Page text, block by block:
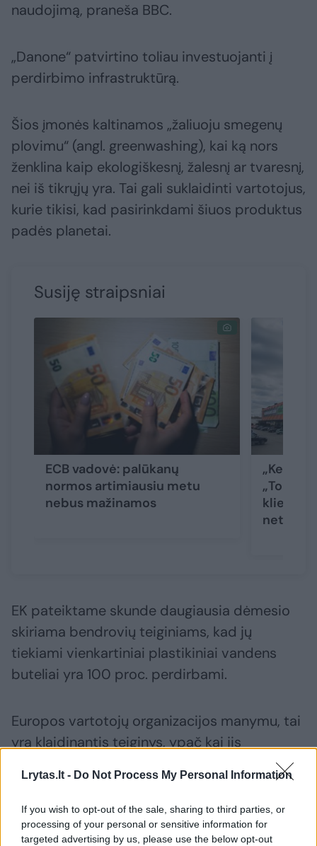
Lrytas.lt - Do Not Process My Personal Information
If you wish to opt-out of the sale, sharing to third parties, or
processing of your personal or sensitive information for
targeted advertising by us, please use the below opt-out
naudojimą, praneša BBC.
„Danone“ patvirtino toliau investuojanti į
perdirbimo infrastruktūrą.
Šios įmonės kaltinamos „žaliuoju smegenų
plovimu“ (angl. greenwashing), kai ką nors
ženklina kaip ekologiškesnį, žalesnį ar tvaresnį,
nei iš tikrųjų yra. Tai gali suklaidinti vartotojus,
kurie tikisi, kad pasirinkdami šiuos produktus
padės planetai.
Susiję straipsniai
ECB vadovė: palūkanų
normos artimiausiu metu
nebus mažinamos
„Kesko
„Topo
klientus
EK pateiktame skunde daugiausia dėmesio
skiriama bendrovių teiginiams, kad jų
tiekiami vienkartiniai plastikiniai vandens
buteliai yra 100 proc. perdirbami.
Europos vartotojų organizacijos manymu, tai
yra klaidinantis teiginys, ypač kai jis
pateikiamas kartu su ekologiškais vaizdais ar
prekės ženklu. Tvirtinama, kad buteliai
niekada nebūna pagaminti tik iš perdirbtų
medžiagų, o galimybė juos perdirbti